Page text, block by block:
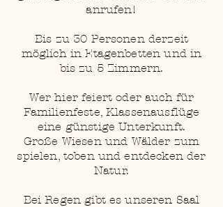
anrufen!
Bis zu 30 Personen derzeit
möglich in Etagenbetten und in
bis zu 5 Zimmern.
Wer hier feiert oder auch für
Familienfeste, Klassenausflüge
eine günstige Unterkunft.
Große Wiesen und Wälder zum
spielen, toben und entdecken der
Natur.
Bei Regen gibt es unseren Saal